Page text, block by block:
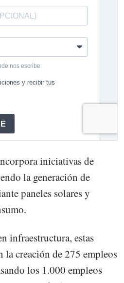
iniciativas de
la generación de
paneles solares y
infraestructura, estas
la creación de 275 empleos
los 1.000 empleos